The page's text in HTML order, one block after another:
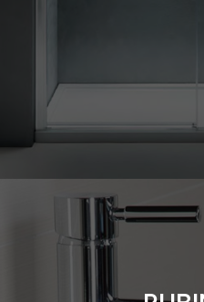
Scopri le varie tipologie di